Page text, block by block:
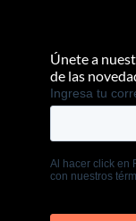
Únete a
de las